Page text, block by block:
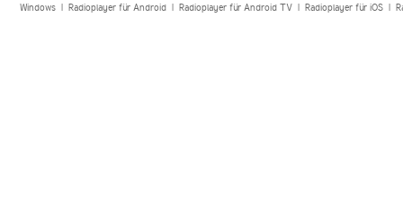
Windows| Radioplayer für Android| Radioplayer für Android TV| Radioplayer für iOS|